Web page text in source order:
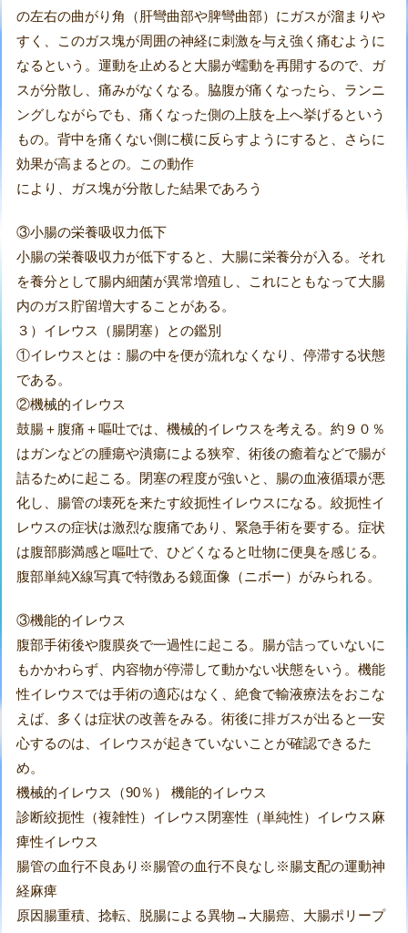
の左右の曲がり角（肝彎曲部や脾彎曲部）にガスが溜まりや
すく、このガス塊が周囲の神経に刺激を与え強く痛むように
なるという。運動を止めると大腸が蠕動を再開するので、ガ
スが分散し、痛みがなくなる。脇腹が痛くなったら、ランニ
ングしながらでも、痛くなった側の上肢を上へ挙げるという
もの。背中を痛くない側に横に反らすようにすると、さらに
効果が高まるとの。この動作
により、ガス塊が分散した結果であろう
③小腸の栄養吸収力低下
小腸の栄養吸収力が低下すると、大腸に栄養分が入る。それ
を養分として腸内細菌が異常増殖し、これにともなって大腸
内のガス貯留増大することがある。
３）イレウス（腸閉塞）との鑑別
①イレウスとは：腸の中を便が流れなくなり、停滞する状態
である。
②機械的イレウス
鼓腸＋腹痛＋嘔吐では、機械的イレウスを考える。約９０％
はガンなどの腫瘍や潰瘍による狭窄、術後の癒着などで腸が
詰るために起こる。閉塞の程度が強いと、腸の血液循環が悪
化し、腸管の壊死を来たす絞扼性イレウスになる。絞扼性イ
レウスの症状は激烈な腹痛であり、緊急手術を要する。症状
は腹部膨満感と嘔吐で、ひどくなると吐物に便臭を感じる。
腹部単純X線写真で特徴ある鏡面像（ニボー）がみられる。
③機能的イレウス
腹部手術後や腹膜炎で一過性に起こる。腸が詰っていないに
もかかわらず、内容物が停滞して動かない状態をいう。機能
性イレウスでは手術の適応はなく、絶食で輸液療法をおこな
えば、多くは症状の改善をみる。術後に排ガスが出ると一安
心するのは、イレウスが起きていないことが確認できるた
め。
機械的イレウス（90％） 機能的イレウス
診断絞扼性（複雑性）イレウス閉塞性（単純性）イレウス麻
痺性イレウス
腸管の血行不良あり※腸管の血行不良なし※腸支配の運動神
経麻痺
原因腸重積、捻転、脱腸による異物→大腸癌、大腸ポリープ